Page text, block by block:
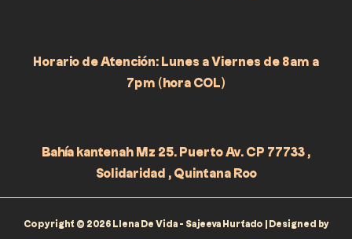
Horario de Atención: Lunes a Viernes de 8am a
7pm (hora COL)
Bahía kantenah Mz 25. Puerto Av. CP 77733 ,
Solidaridad , Quintana Roo
Copyright © 2026 Llena De Vida - Sajeeva Hurtado | Designed by